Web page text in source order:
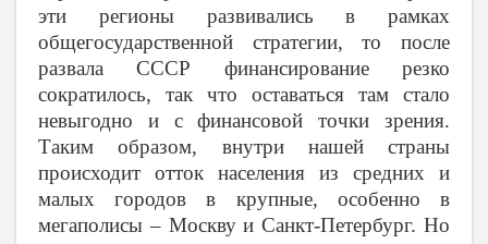
эти регионы развивались в рамках
общегосударственной стратегии, то после
развала СССР финансирование резко
сократилось, так что оставаться там стало
невыгодно и с финансовой точки зрения.
Таким образом, внутри нашей страны
происходит отток населения из средних и
малых городов в крупные, особенно в
мегаполисы – Москву и Санкт-Петербург. Но